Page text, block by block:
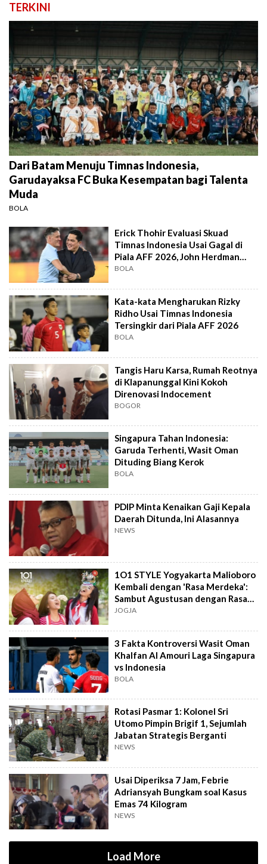
TERKINI
Dari Batam Menuju Timnas Indonesia,
Garudayaksa FC Buka Kesempatan bagi Talenta
Muda
BOLA
Erick Thohir Evaluasi Skuad
Timnas Indonesia Usai Gagal di
Piala AFF 2026, John Herdman
Out?
BOLA
Kata-kata Mengharukan Rizky
Ridho Usai Timnas Indonesia
Tersingkir dari Piala AFF 2026
BOLA
Tangis Haru Karsa, Rumah Reotnya
di Klapanunggal Kini Kokoh
Direnovasi Indocement
BOGOR
Singapura Tahan Indonesia:
Garuda Terhenti, Wasit Oman
Dituding Biang Kerok
BOLA
PDIP Minta Kenaikan Gaji Kepala
Daerah Ditunda, Ini Alasannya
NEWS
1O1 STYLE Yogyakarta Malioboro
Kembali dengan 'Rasa Merdeka':
Sambut Agustusan dengan Rasa
dan Tawa
JOGJA
3 Fakta Kontroversi Wasit Oman
Khalfan Al Amouri Laga Singapura
vs Indonesia
BOLA
Rotasi Pasmar 1: Kolonel Sri
Utomo Pimpin Brigif 1, Sejumlah
Jabatan Strategis Berganti
NEWS
Usai Diperiksa 7 Jam, Febrie
Adriansyah Bungkam soal Kasus
Emas 74 Kilogram
NEWS
Load More